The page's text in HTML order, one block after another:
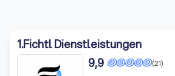
1.Fichtl Dienstleistungen
(21)
9,9